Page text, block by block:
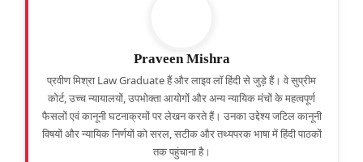
Praveen Mishra
प्रवीण मिश्रा Law Graduate हैं और लाइव लॉ हिंदी से जुड़े हैं। वे सुप्रीम
कोर्ट, उच्च न्यायालयों, उपभोक्ता आयोगों और अन्य न्यायिक मंचों के महत्वपूर्ण
फैसलों एवं कानूनी घटनाक्रमों पर लेखन करते हैं। उनका उद्देश्य जटिल कानूनी
विषयों और न्यायिक निर्णयों को सरल, सटीक और तथ्यपरक भाषा में हिंदी पाठकों
तक पहुंचाना है।